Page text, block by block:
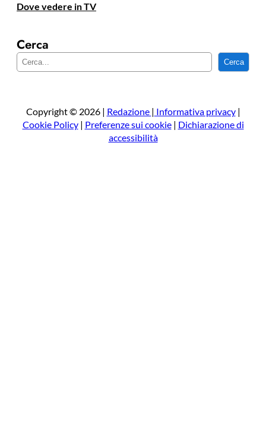
Dove vedere in TV
Cerca
e
a
Cerca
Copyright © 2026 | Redazione | Informativa privacy|
Cookie Policy| Preferenze sui cookie| Dichiarazione di
accessibilità